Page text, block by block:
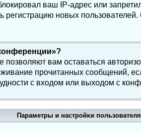
ваш IP-адрес или
регистрацию новых
позволяют вам оставаться
прочитанных сообщений,
с входом или выходом с
Параметры и настройки пользователя